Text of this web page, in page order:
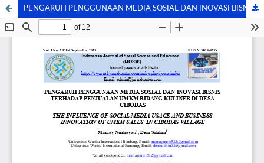
PENGARUH PENGGUNAAN MEDIA SOSIAL DAN INOVASI BISNIS TERHADAP PENJUALAN UMKM BIDANG KULINER DI DESA CIBODAS